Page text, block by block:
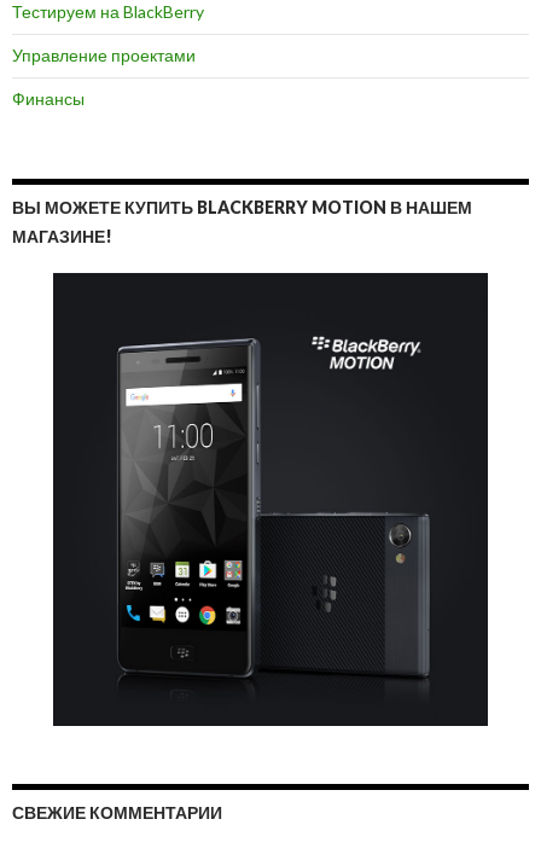
Тестируем на BlackBerry
Управление проектами
Финансы
ВЫ МОЖЕТЕ КУПИТЬ BLACKBERRY MOTION В НАШЕМ
МАГАЗИНЕ!
СВЕЖИЕ КОММЕНТАРИИ